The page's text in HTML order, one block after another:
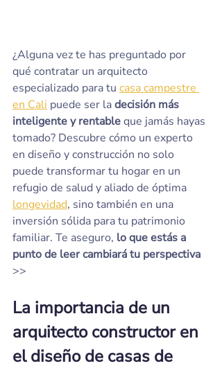
¿Alguna vez te has preguntado por
qué contratar un arquitecto
especializado para tu casa campestre
en Cali puede ser la decisión más
inteligente y rentable que jamás hayas
tomado? Descubre cómo un experto
en diseño y construcción no solo
puede transformar tu hogar en un
refugio de salud y aliado de óptima
longevidad, sino también en una
inversión sólida para tu patrimonio
familiar. Te aseguro, lo que estás a
punto de leer cambiará tu perspectiva
>>
La importancia de un
arquitecto constructor en
el diseño de casas de